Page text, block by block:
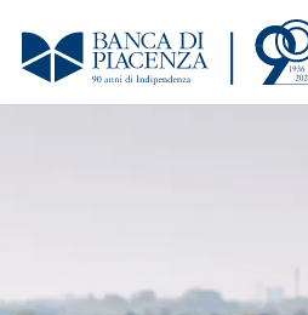
contenuto